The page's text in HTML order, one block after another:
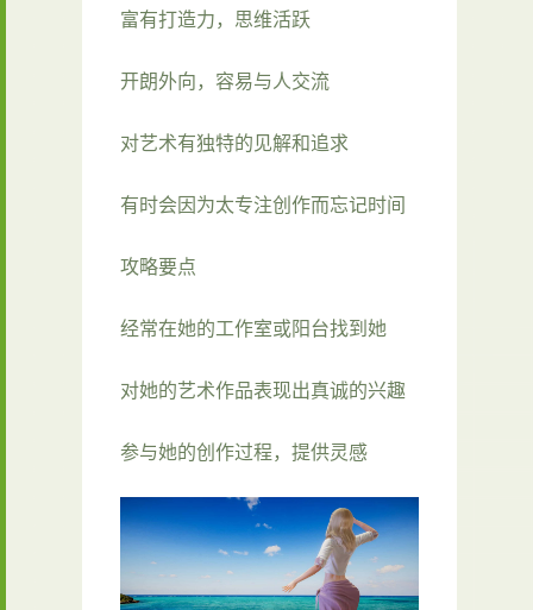
富有打造力，思维活跃
开朗外向，容易与人交流
对艺术有独特的见解和追求
有时会因为太专注创作而忘记时间
攻略要点
经常在她的工作室或阳台找到她
对她的艺术作品表现出真诚的兴趣
参与她的创作过程，提供灵感